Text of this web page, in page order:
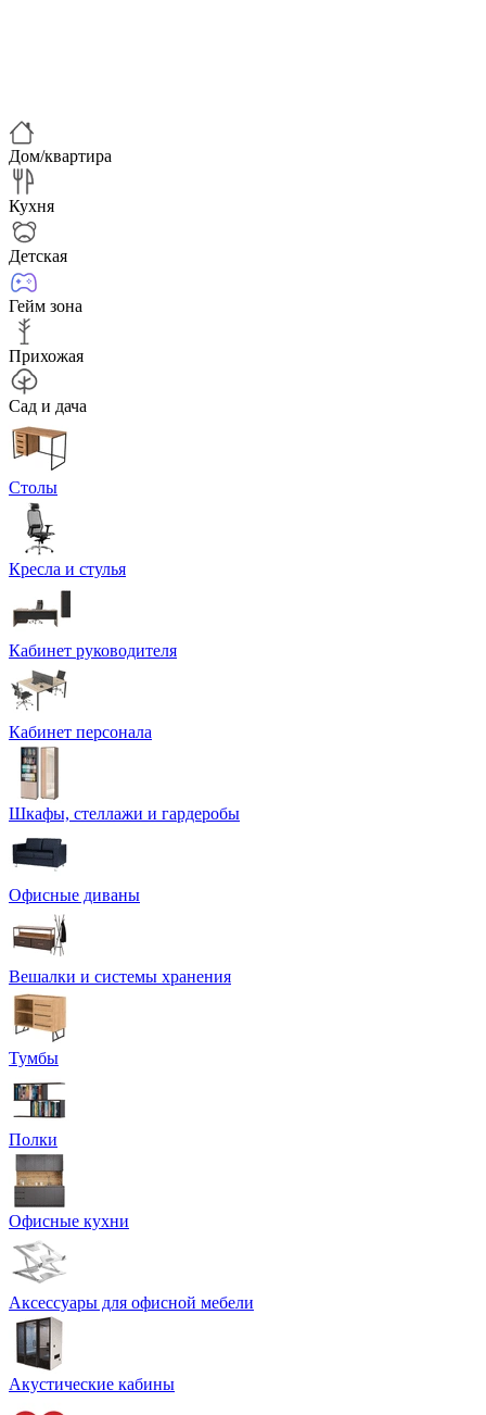
Дом/квартира
Кухня
Детская
Гейм зона
Прихожая
Сад и дача
Столы
Кресла и стулья
Кабинет руководителя
Кабинет персонала
Шкафы, стеллажи и гардеробы
Офисные диваны
Вешалки и системы хранения
Тумбы
Полки
Офисные кухни
Аксессуары для офисной мебели
Акустические кабины